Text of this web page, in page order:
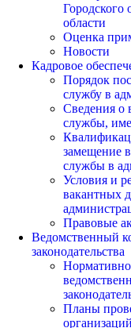
Городского
области
Оценка
Новости
Кадровое
Порядок
службу в
Сведения о
службы,
замещение
службы в
Условия и
вакантных
Правовые
Ведомственный
законодательства
Планы